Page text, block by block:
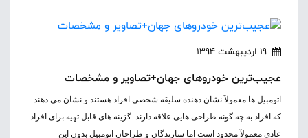
19 اردیبهشت 1394
عجیب‌ترین خودروهای جهان+تصاویر و مشخصات
اتومبیل ها معمولآ نشان دهنده سلیقه شخصی افراد هستند و نشان می دهند
که افراد به چه گونه طراحی هایی علاقه دارند. گزینه های قابل تهیه برای افراد
عادی معمولآ محدود است اما سازندگان و طراحان اتومبیل بدون این